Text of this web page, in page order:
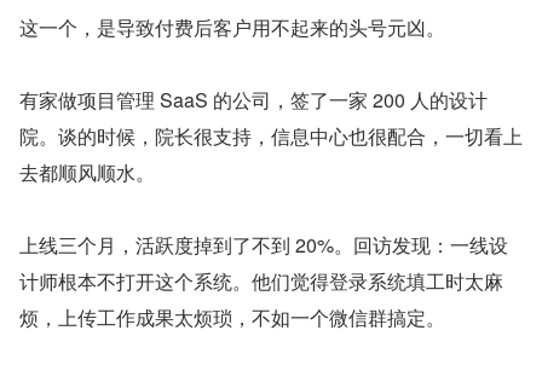
这一个，是导致付费后客户用不起来的头号元凶。
有家做项目管理 SaaS 的公司，签了一家 200 人的设计
院。谈的时候，院长很支持，信息中心也很配合，一切看上
去都顺风顺水。
上线三个月，活跃度掉到了不到 20%。回访发现：一线设
计师根本不打开这个系统。他们觉得登录系统填工时太麻
烦，上传工作成果太烦琐，不如一个微信群搞定。